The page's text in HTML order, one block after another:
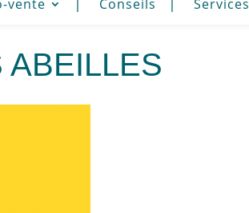
vente Conseils Services
Abeilles